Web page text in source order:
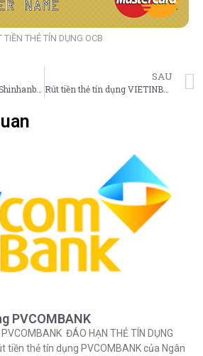
TIỀN THẺ TÍN DỤNG OCB
SAU
Rút tiền thẻ tín dụng VIETINBANK
PVCOMBANK
PVCOMBANK ĐÁO HẠN THẺ TÍN DỤNG
tiền thẻ tín dụng PVCOMBANK của Ngân